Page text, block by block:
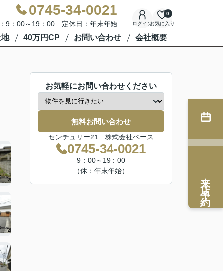
0745-34-0021
9：00～19：00 定休日：年末年始 ログインお気に入り
0
40万円CP お問い合わせ 会社概要
お気軽にお問い合わせください
無料お問い合わせ
センチュリー21 株式会社ベース
0745-34-0021
9：00～19：00
（休：年末年始）
来店予約